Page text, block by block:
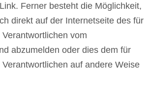
Ferner besteht die Möglichkeit,
direkt auf der Internetseite des für
vom
abzumelden oder dies dem für
auf andere Weise